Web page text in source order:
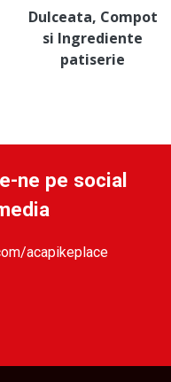
Dulceata, Compot
si Ingrediente
patiserie
ne pe social
acapikeplace